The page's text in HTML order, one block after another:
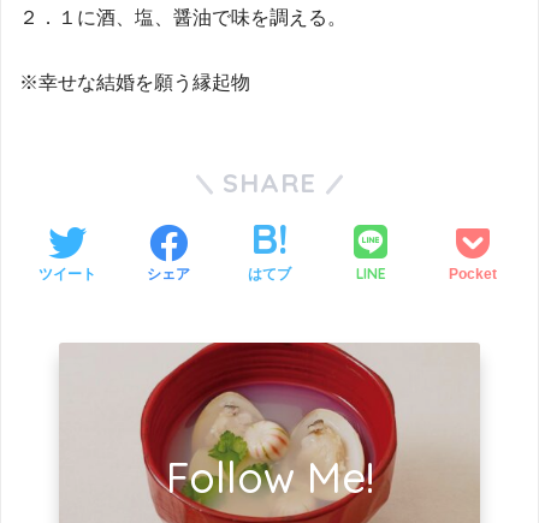
２．１に酒、塩、醤油で味を調える。
※幸せな結婚を願う縁起物
SHARE
ツイート シェア はてブ LINE Pocket
Follow Me!